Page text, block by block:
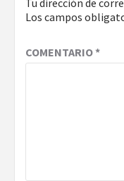
Tu dirección de
Los campos
COMENTARIO*